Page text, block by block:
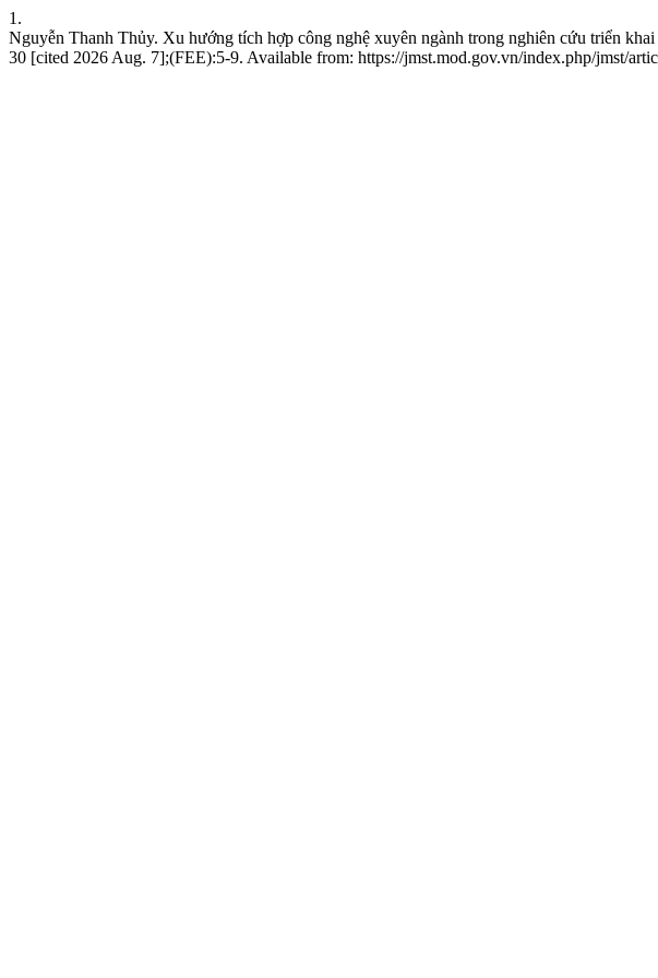
1.
Nguyễn Thanh Thủy. Xu hướng tích hợp công nghệ xuyên ngành trong nghiên cứu triển
30 [cited 2026 Aug. 7];(FEE):5-9. Available from: https://jmst.mod.gov.vn/index.php/jmst/